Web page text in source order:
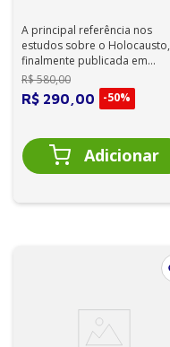
A principal referência nos
estudos sobre o Holocausto,
finalmente publicada em
português. Edição de luxo em
dois volumes...
R$580,00
R$ 290 00 -50%